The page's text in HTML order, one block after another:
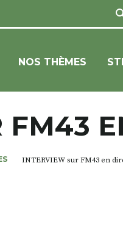
NOS THÈMES
FM43
INTERVIEW sur FM43 en